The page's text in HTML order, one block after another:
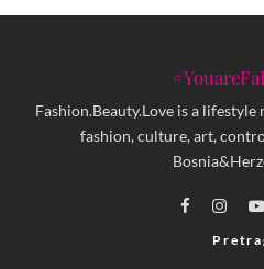
Fashion.Beauty.Love is a lifestyle
fashion, culture, art,